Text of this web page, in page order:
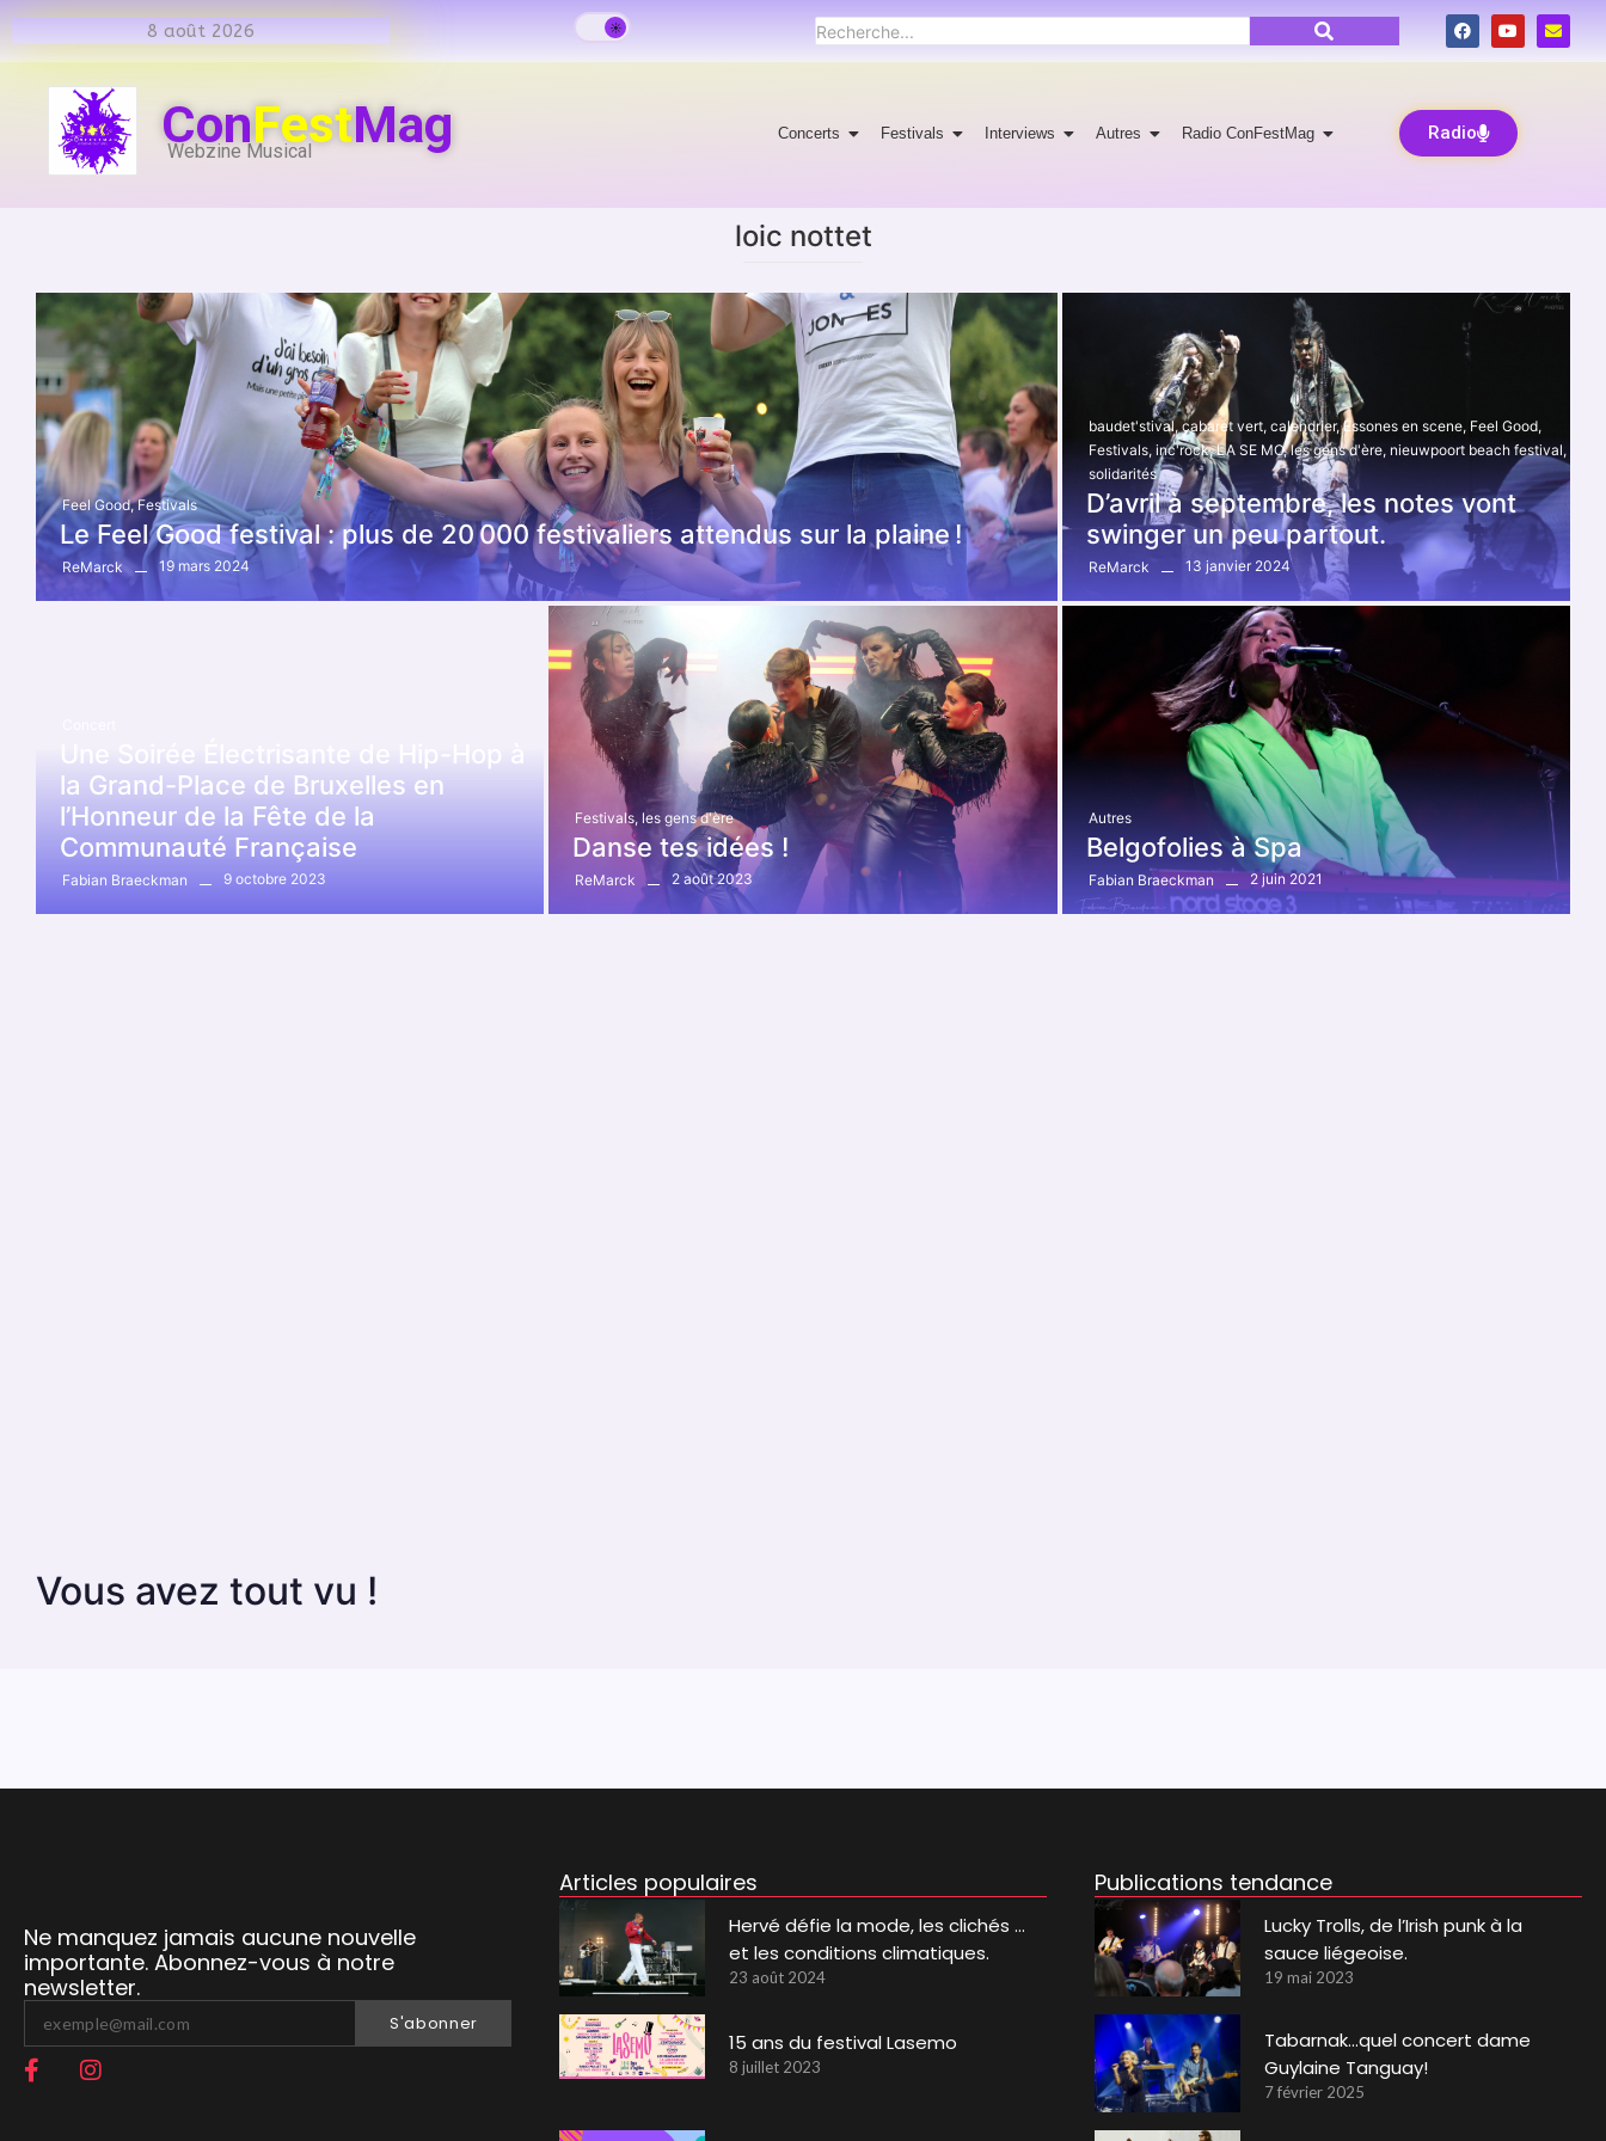
8 août 2026
ConFestMag
Webzine Musical
Concerts Festivals Interviews Autres Radio ConFestMag Radio
loic nottet
Feel Good, Festivals
Le Feel Good festival : plus de 20 000 festivaliers attendus sur la plaine !
ReMarck 19 mars 2024
baudet'stival, cabaret vert, calendrier, Essones en scene, Feel Good,
Festivals, inc'rock, LA SE MO, les gens d'ère, nieuwpoort beach festival,
solidarités
D’avril à septembre, les notes vont
swinger un peu partout.
ReMarck 13 janvier 2024
Une Soirée Électrisante de Hip-Hop à
la Grand-Place de Bruxelles en
l’Honneur de la Fête de la
Communauté Française
Fabian Braeckman 9 octobre 2023
Festivals, les gens d'ère
Danse tes idées !
ReMarck 2 août 2023
Autres
Belgofolies à Spa
Fabian Braeckman 2 juin 2021
Vous avez tout vu !
Ne manquez jamais aucune nouvelle
importante. Abonnez-vous à notre
newsletter.
S'abonner
Articles populaires
Hervé défie la mode, les clichés …
et les conditions climatiques.
23 août 2024
15 ans du festival Lasemo
8 juillet 2023
Publications tendance
Lucky Trolls, de l’Irish punk à la
sauce liégeoise.
19 mai 2023
Tabarnak…quel concert dame
Guylaine Tanguay!
7 février 2025